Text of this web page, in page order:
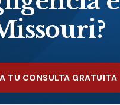
TU CONSULTA GRATUITA